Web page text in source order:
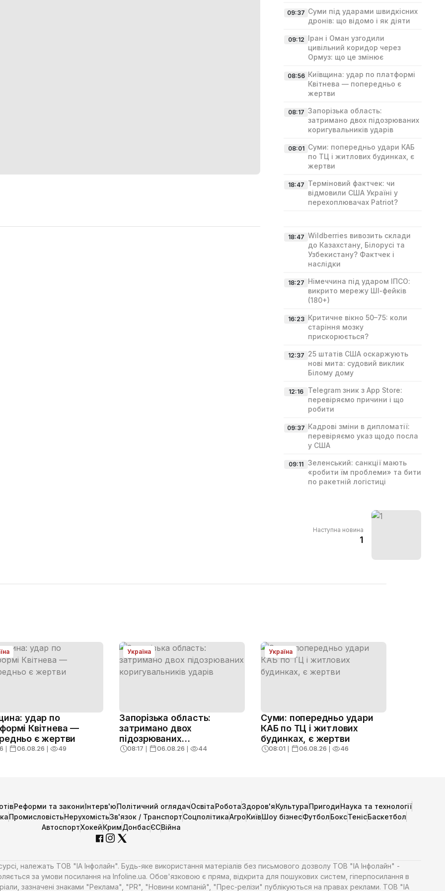
09:37 Суми під ударами швидкісних
дронів: що відомо і як діяти
09:12 Іран і Оман узгодили
цивільний коридор через
Ормуз: що це змінює
08:56 Київщина: удар по платформі
Квітнева — попередньо є
жертви
08:17 Запорізька область:
затримано двох підозрюваних
коригувальників ударів
08:01 Суми: попередньо удари КАБ
по ТЦ і житлових будинках, є
жертви
18:47 Терміновий фактчек: чи
відмовили США Україні у
перехоплювачах Patriot?
18:47 Wildberries вивозить склади
до Казахстану, Білорусі та
Узбекистану? Фактчек і
наслідки
18:27 Німеччина під ударом ІПСО:
викрито мережу ШІ‑фейків
(180+)
16:23 Критичне вікно 50–75: коли
старіння мозку
прискорюється?
12:37 25 штатів США оскаржують
нові мита: судовий виклик
Білому дому
12:16
Telegram зник з App Store:
перевіряємо причини і що
робити
09:37 Кадрові зміни в дипломатії:
перевіряємо указ щодо посла
у США
09:11 Зеленський: санкції мають
«робити їм проблеми» та бити
по ракетній логістиці
Наступна новина
1
удар по
Квітнева —
є жертви
❘ 06.08.26 ❘ 49
Україна
Запорізька область:
затримано двох
підозрюваних
коригувальників ударів
08:17 ❘ 06.08.26 ❘ 44
Україна
Суми: попередньо удари
КАБ по ТЦ і житлових
будинках, є жертви
08:01 ❘ 06.08.26 ❘ 46
Реформи та закониІнтерв'юПолітичний оглядачОсвітаРоботаЗдоров'яКультураПригодиНаука та технології
ПромисловістьНерухомістьЗв'язок / ТранспортСоцполітикаАгроКиївШоу бізнесФутболБоксТенісБаскетбол
АвтоспортХокейКримДонбасЄСВійна
належать ТОВ "ІА Інфолайн". Будь-яке використання матеріалів без письмового дозволу ТОВ "ІА Інфолайн" -
за умови посилання на Infoline.ua. Обов'язковою є пряма, відкрита для пошукових систем, гіперпосилання в
зазначені знаками "Реклама", "PR", "Новини компаній", "Прес-релізи" публікуються на правах реклами. ТОВ "ІА